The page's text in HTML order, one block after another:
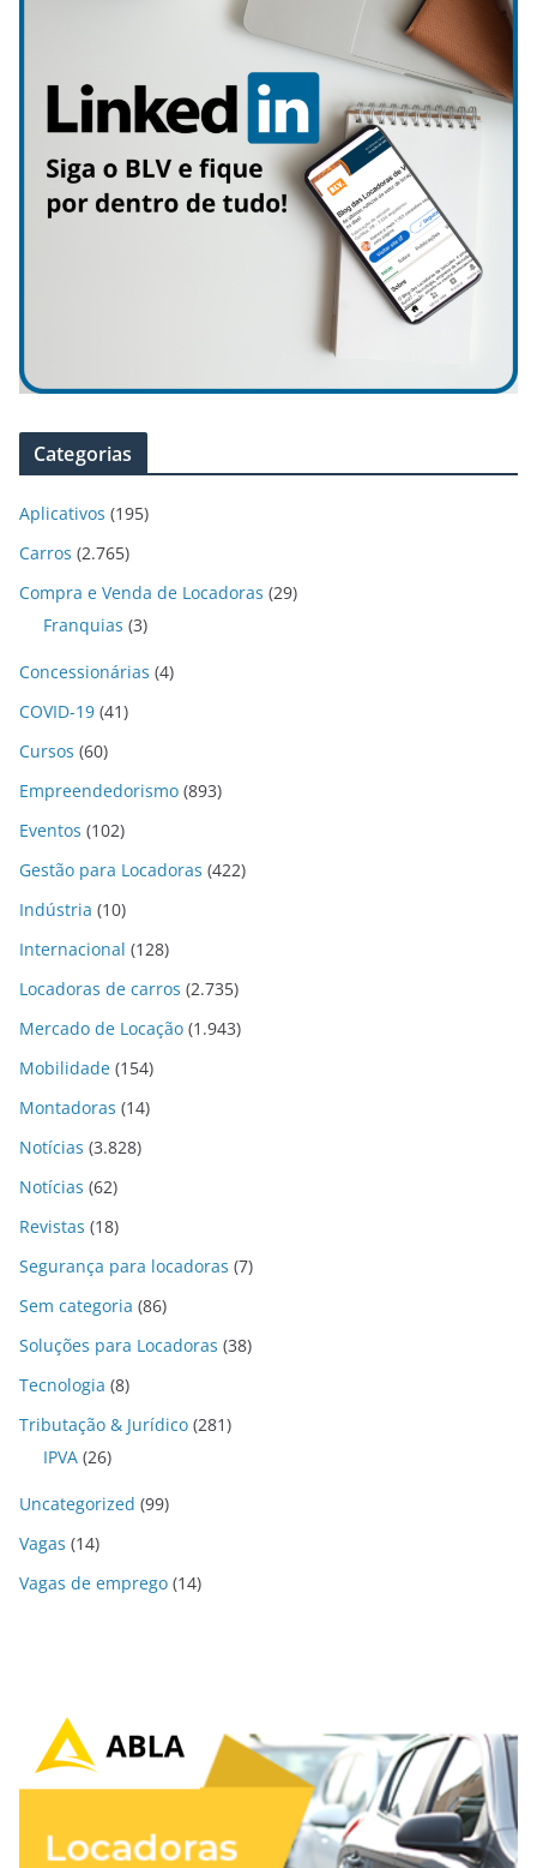
Categorias
Aplicativos (195)
Carros (2.765)
Compra e Venda de Locadoras (29)
Franquias (3)
Concessionárias (4)
COVID-19 (41)
Cursos (60)
Empreendedorismo (893)
Eventos (102)
Gestão para Locadoras (422)
Indústria (10)
Internacional (128)
Locadoras de carros (2.735)
Mercado de Locação (1.943)
Mobilidade (154)
Montadoras (14)
Notícias (3.828)
Notícias (62)
Revistas (18)
Segurança para locadoras (7)
Sem categoria (86)
Soluções para Locadoras (38)
Tecnologia (8)
Tributação & Jurídico (281)
IPVA (26)
Uncategorized (99)
Vagas (14)
Vagas de emprego (14)